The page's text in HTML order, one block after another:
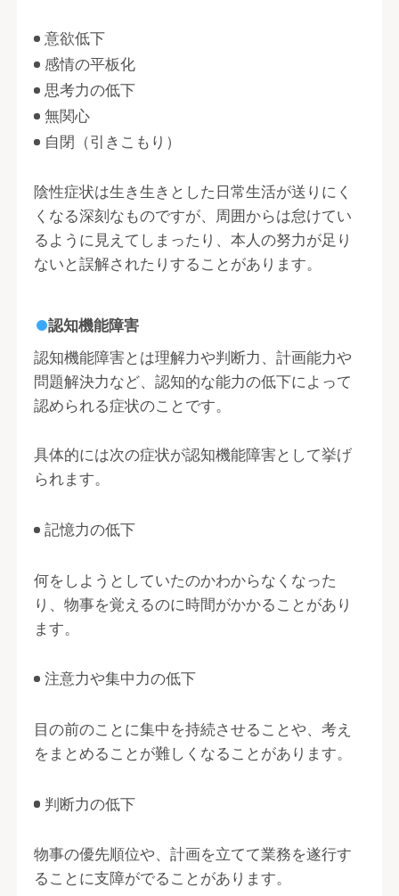
意欲低下
感情の平板化
思考力の低下
無関心
自閉（引きこもり）
陰性症状は生き生きとした日常生活が送りにく
くなる深刻なものですが、周囲からは怠けてい
るように見えてしまったり、本人の努力が足り
ないと誤解されたりすることがあります。
認知機能障害
認知機能障害とは理解力や判断力、計画能力や
問題解決力など、認知的な能力の低下によって
認められる症状のことです。
具体的には次の症状が認知機能障害として挙げ
られます。
記憶力の低下
何をしようとしていたのかわからなくなった
り、物事を覚えるのに時間がかかることがあり
ます。
注意力や集中力の低下
目の前のことに集中を持続させることや、考え
をまとめることが難しくなることがあります。
判断力の低下
物事の優先順位や、計画を立てて業務を遂行す
ることに支障がでることがあります。